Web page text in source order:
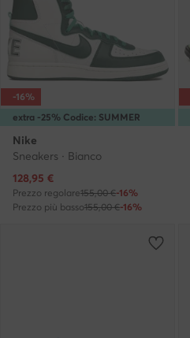
extra -25% Codice: SUMMER
-16%
Nike
Sneakers · Bianco
Prezzo attuale
128,95 €
Prezzo regolare155,00 €-16%
Prezzo più basso155,00 €-16%